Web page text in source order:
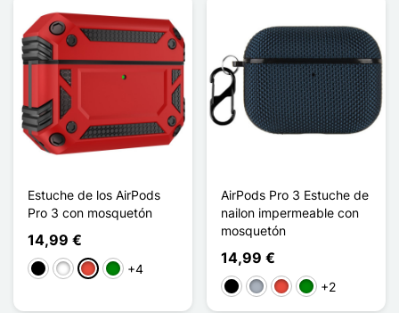
Estuche de los AirPods
Pro 3 con mosquetón
14,99 €
NegroBlancoRojoVerde
+4
AirPods Pro 3 Estuche de
nailon impermeable con
mosquetón
14,99 €
NegroGris RojoVerde
+2